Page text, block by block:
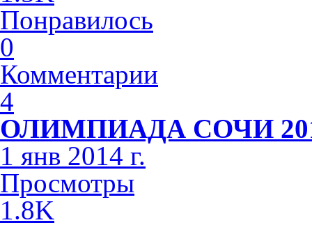
Понравилось
0
Комментарии
4
ОЛИМПИАДА СОЧИ
1 янв 2014 г.
Просмотры
1.8K